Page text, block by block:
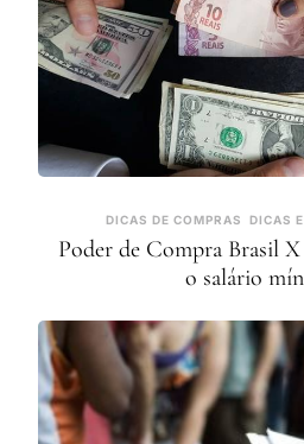
DICAS DE COMPRAS DICAS
Poder de Compra Brasil
o salário